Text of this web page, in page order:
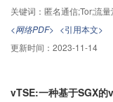
析、数据包静态特征分析
通信流量以及非Tor-Meek
强区分度的Tor-Meek通信
基于特征匹配算法的Tor-
Meek通信流量，对于包
分析，分别从长度及个数
关键词： 匿名通信;Tor;流
<网络PDF> <引用本文>
更新时间： 2023-11-14
vTSE:一种基于SGX的